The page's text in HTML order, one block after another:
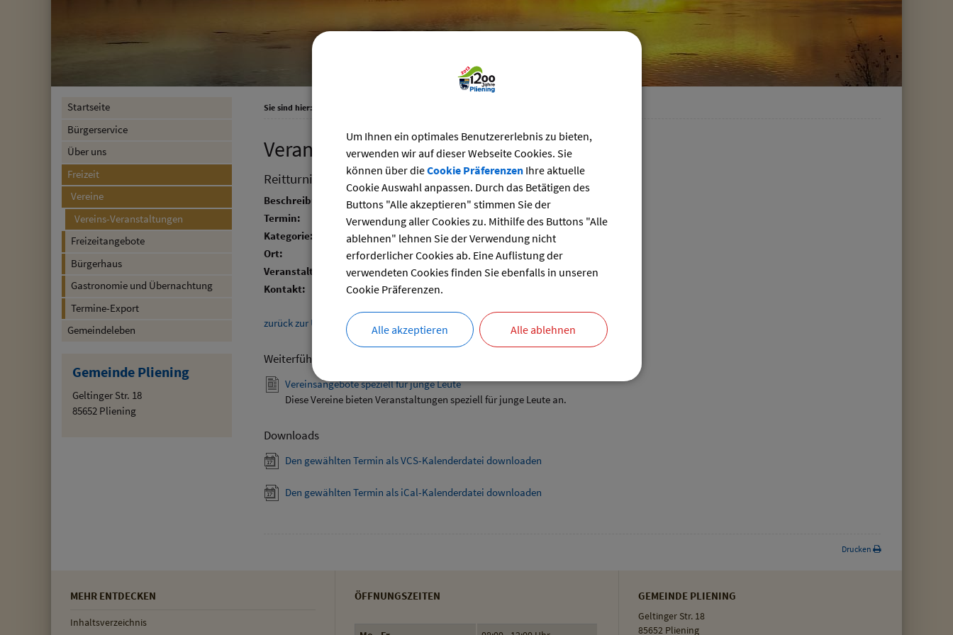
Startseite
Bürgerservice
Über uns
Freizeit
Vereine
Vereins-Veranstaltungen
Freizeitangebote
Bürgerhaus
Gastronomie und Übernachtung
Termine-Export
Gemeindeleben
Gemeinde Pliening
Geltinger Str. 18
85652 Pliening
Sie sind hier:
Veranstaltungskalender der Vereine
Reitturnier
Beschreibung:
Termin:
09.08.2024–11.08.2024
Kategorie:
Sport
Ort:
Selmerhof
Veranstalter:
Reitverein Selmerhof
Kontakt:
Sabine Sengl
zurück zur Übersicht
Weiterführende Links
Vereinsangebote speziell für junge Leute
Diese Vereine bieten Veranstaltungen speziell für junge Leute an.
Downloads
Den gewählten Termin als VCS-Kalenderdatei downloaden
Den gewählten Termin als iCal-Kalenderdatei downloaden
Drucken
MEHR ENTDECKEN
Inhaltsverzeichnis
ÖFFNUNGSZEITEN GEMEINDE PLIENING
Geltinger Str. 18
85652 Pliening
Um Ihnen ein optimales Benutzererlebnis zu bieten,
verwenden wir auf dieser Webseite Cookies. Sie
können über dieCookie PräferenzenIhre aktuelle
Cookie Auswahl anpassen. Durch das Betätigen des
Buttons "Alle akzeptieren" stimmen Sie der
Verwendung aller Cookies zu. Mithilfe des Buttons "Alle
ablehnen" lehnen Sie der Verwendung nicht
erforderlicher Cookies ab. Eine Auflistung der
verwendeten Cookies finden Sie ebenfalls in unseren
Cookie Präferenzen.
Alle akzeptieren Alle ablehnen